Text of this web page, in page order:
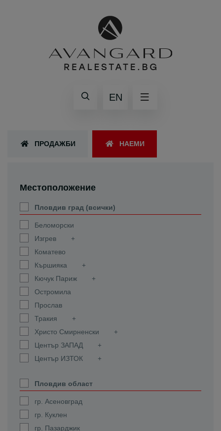
EN
ПРОДАЖБИ НАЕМИ
Местоположение
Пловдив град (всички)
Беломорски
Изгрев
Коматево
Кършияка
Кючук Париж
Остромила
Прослав
Тракия
Христо Смирненски
Център ЗАПАД
Център ИЗТОК
Пловдив област
гр. Асеновград
гр. Куклен
гр. Пазарджик